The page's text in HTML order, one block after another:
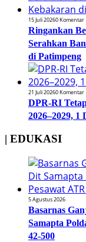
15 Juli 20260 Komentar
Ringankan
Serahkan
di Patimpeng
21 Juli 20260 Komentar
DPR-RI
2026–2029, 1
| EDUKASI
5 Agustus 2026
Basarnas
Samapta
42-500